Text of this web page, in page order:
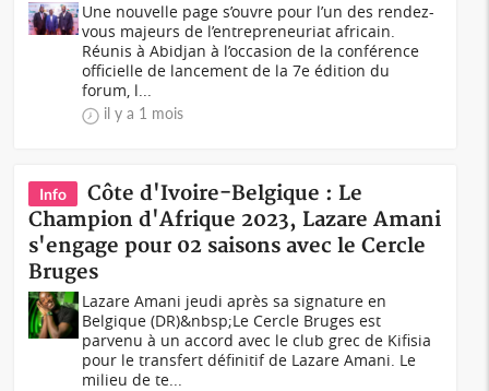
Une nouvelle page s’ouvre pour l’un des rendez-
vous majeurs de l’entrepreneuriat africain.
Réunis à Abidjan à l’occasion de la conférence
officielle de lancement de la 7e édition du
forum, l...
il y a 1 mois
Info
Côte d'Ivoire-Belgique : Le
Champion d'Afrique 2023, Lazare Amani
s'engage pour 02 saisons avec le Cercle
Bruges
Lazare Amani jeudi après sa signature en
Belgique (DR)&nbsp;Le Cercle Bruges est
parvenu à un accord avec le club grec de Kifisia
pour le transfert définitif de Lazare Amani. Le
milieu de te...